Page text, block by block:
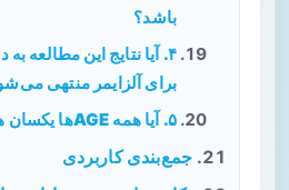
باشد؟
۴. آیا نتایج این مطالعه
برای آلزایمر منتهی
۵. آیا همه AGEها یکسان هستند؟
جمع‌بندی کاربردی